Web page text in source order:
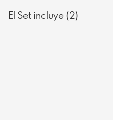
El Set incluye (2)